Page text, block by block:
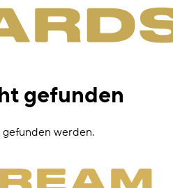
gefunden
werden.